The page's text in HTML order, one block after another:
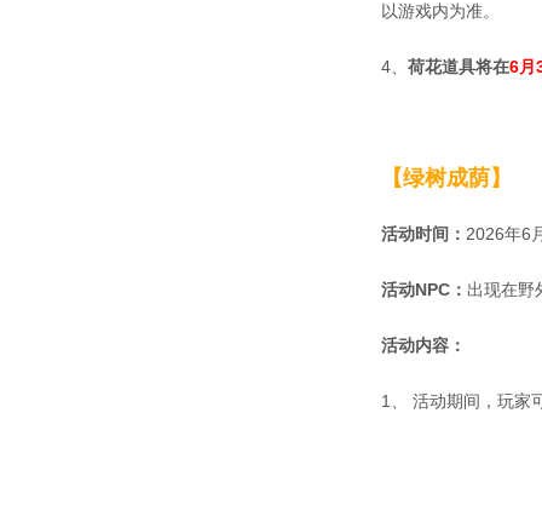
以游戏内为准。
4、 荷花道具将在6月
【绿树成荫】
活动时间： 2026年6
活动NPC： 出现在野
活动内容：
1、 活动期间，玩家